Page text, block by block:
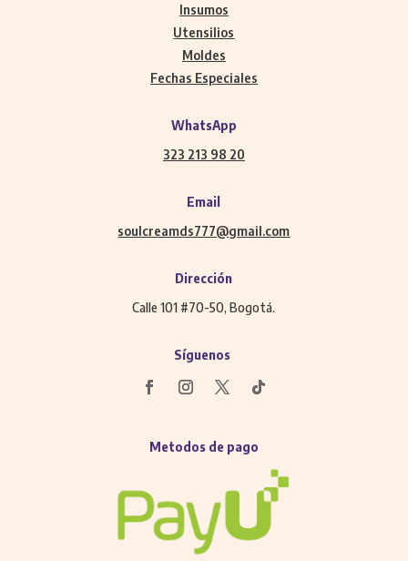
Insumos
Utensilios
Moldes
Fechas Especiales
WhatsApp
323 213 98 20
Email
soulcreamds777@gmail.com
Dirección
Calle 101 #70-50, Bogotá.
Síguenos
Metodos de pago